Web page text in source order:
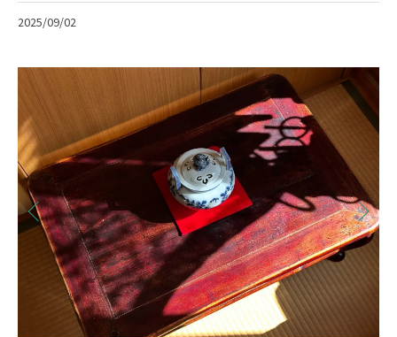
2025/09/02